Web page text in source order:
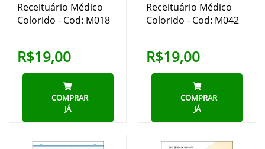
Receituário Médico
Colorido - Cod: M018
R$19,00
COMPRAR
JÁ
Receituário Médico
Colorido - Cod: M042
R$19,00
COMPRAR
JÁ